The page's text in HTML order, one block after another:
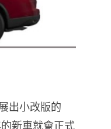
出小改版的
新車就會正式